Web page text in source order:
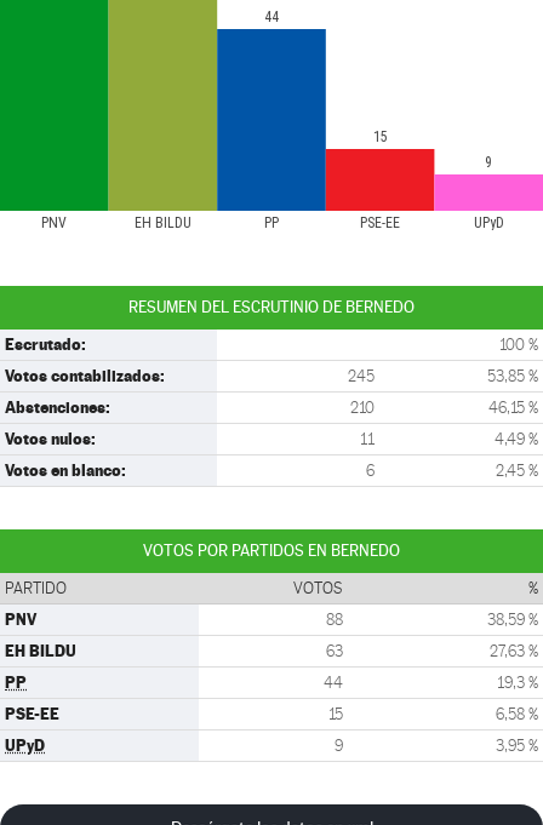
PNV EH BILDU PP PSE-EE UPyD
44
15
9
RESUMEN DEL ESCRUTINIO DE BERNEDO
Escrutado: 100 %
Votos contabilizados: 245 53,85 %
Abstenciones: 210 46,15 %
Votos nulos: 11 4,49 %
Votos en blanco: 6 2,45 %
VOTOS POR PARTIDOS EN BERNEDO
PARTIDO VOTOS %
PNV 88 38,59 %
EH BILDU 63 27,63 %
PP 44 19,3 %
PSE-EE 15 6,58 %
UPyD 9 3,95 %